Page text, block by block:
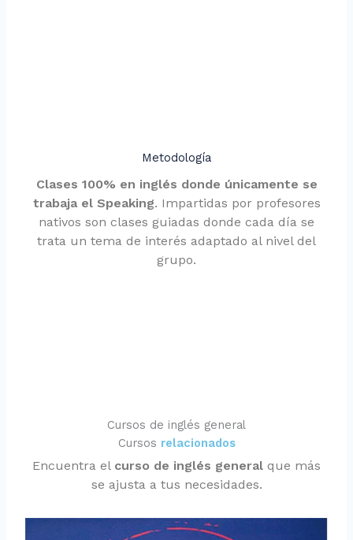
Metodología
Clases 100% en inglés donde únicamente se
trabaja el Speaking. Impartidas por profesores
nativos son clases guiadas donde cada día se
trata un tema de interés adaptado al nivel del
grupo.
Cursos de inglés general
Cursos relacionados
Encuentra el curso de inglés general que más
se ajusta a tus necesidades.